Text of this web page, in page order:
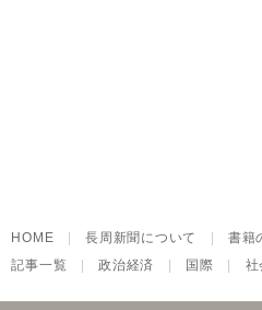
HOME |長周新聞について |書籍
|記事一覧 |政治経済 国際 社